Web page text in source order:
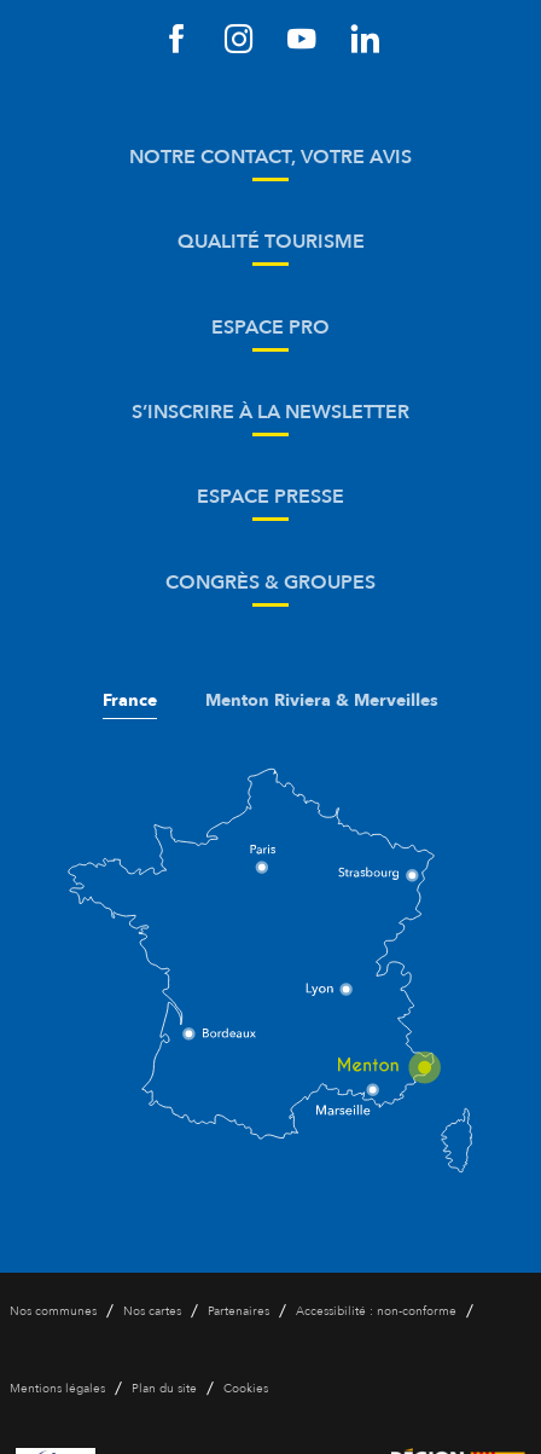
NOTRE CONTACT, VOTRE AVIS
QUALITÉ TOURISME
ESPACE PRO
S’INSCRIRE À LA NEWSLETTER
ESPACE PRESSE
CONGRÈS & GROUPES
France Menton Riviera & Merveilles
Nos communes / Nos cartes / Partenaires / Accessibilité : non-conforme /
Mentions légales / Plan du site / Cookies